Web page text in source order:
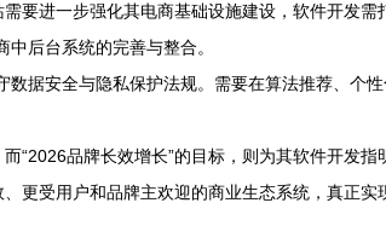
要进一步强化其电商基础设施建设，软件开发
后台系统的完善与整合。
数据安全与隐私保护法规。需要在算法推荐、个
“2026品牌长效增长”的目标，则为其软件开发
更受用户和品牌主欢迎的商业生态系统，真正实